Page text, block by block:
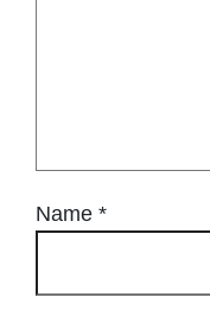
Name *